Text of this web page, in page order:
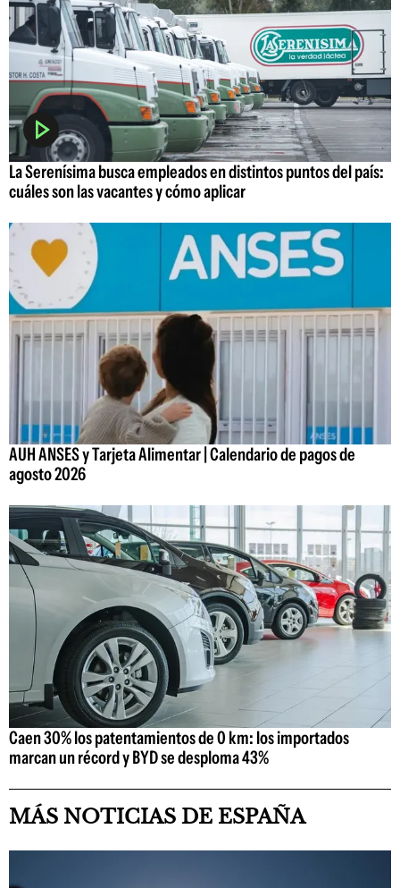
La Serenísima busca empleados en distintos puntos del país:
cuáles son las vacantes y cómo aplicar
AUH ANSES y Tarjeta Alimentar | Calendario de pagos de
agosto 2026
Caen 30% los patentamientos de 0 km: los importados
marcan un récord y BYD se desploma 43%
MÁS NOTICIAS DE ESPAÑA